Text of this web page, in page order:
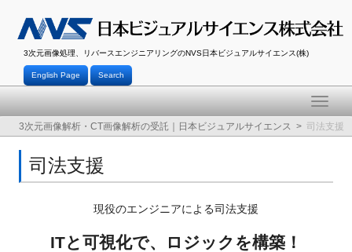
3次元画像処理、リバースエンジニアリングのNVS日本ビジュアルサイエンス(株)
English Page Search
Toggle
3次元画像解析・CT画像解析の受託｜日本ビジュアルサイエンス 司法支援
司法支援
現役のエンジニアによる司法支援
ITと可視化で、ロジックを構築！